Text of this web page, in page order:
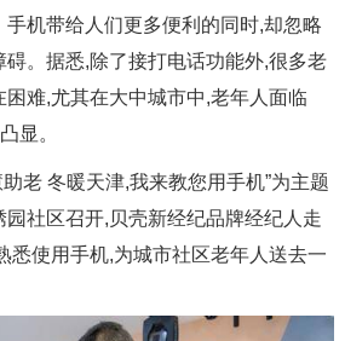
机带给人们更多便利的同时,却忽略
。据悉,除了接打电话功能外,很多老
难,尤其在大中城市中,老年人面临
显。
冬暖天津,我来教您用手机”为主题
社区召开,贝壳新经纪品牌经纪人走
悉使用手机,为城市社区老年人送去一